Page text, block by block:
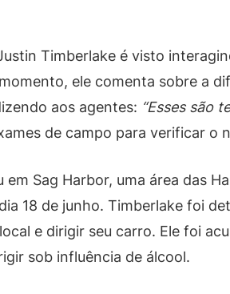
Timberlake é visto
ele comenta sobre a
aos agentes: “Esses são
de campo para verificar o
em Sag Harbor, uma área das
18 de junho. Timberlake foi
e dirigir seu carro. Ele foi
sob influência de álcool.